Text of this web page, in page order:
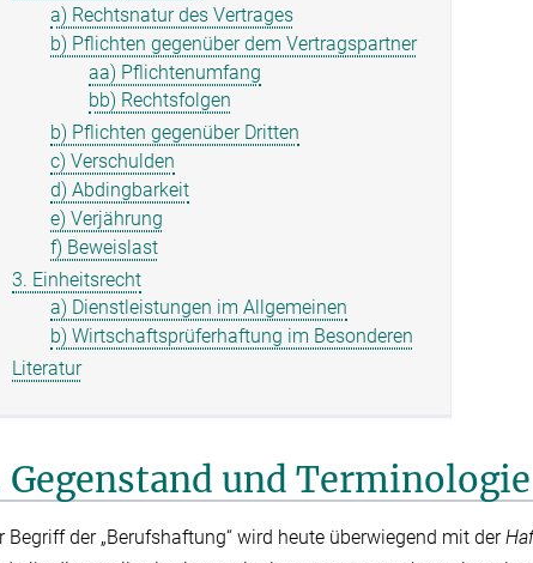
a) Rechtsnatur des Vertrages
b) Pflichten gegenüber dem Vertragspartner
aa) Pflichtenumfang
bb) Rechtsfolgen
b) Pflichten gegenüber Dritten
c) Verschulden
d) Abdingbarkeit
e) Verjährung
f) Beweislast
3. Einheitsrecht
a) Dienstleistungen im Allgemeinen
b) Wirtschaftsprüferhaftung im Besonderen
Literatur
Gegenstand und Terminologie
Begriff der „Berufshaftung“ wird heute überwiegend mit der